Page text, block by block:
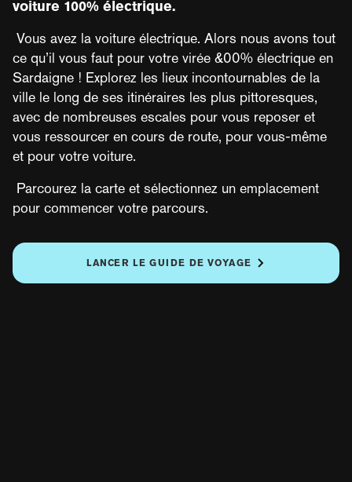
voiture 100% électrique.
Vous avez la voiture électrique. Alors nous avons tout
ce qu’il vous faut pour votre virée &00% électrique en
Sardaigne ! Explorez les lieux incontournables de la
ville le long de ses itinéraires les plus pittoresques,
avec de nombreuses escales pour vous reposer et
vous ressourcer en cours de route, pour vous-même
et pour votre voiture.
Parcourez la carte et sélectionnez un emplacement
pour commencer votre parcours.
LANCER LE GUIDE DE VOYAGE